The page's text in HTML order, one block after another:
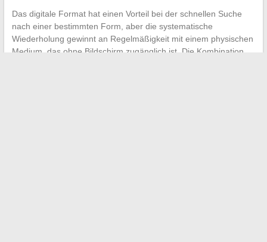
Das digitale Format hat einen Vorteil bei der schnellen Suche
nach einer bestimmten Form, aber die systematische
Wiederholung gewinnt an Regelmäßigkeit mit einem physischen
Medium, das ohne Bildschirm zugänglich ist. Die Kombination